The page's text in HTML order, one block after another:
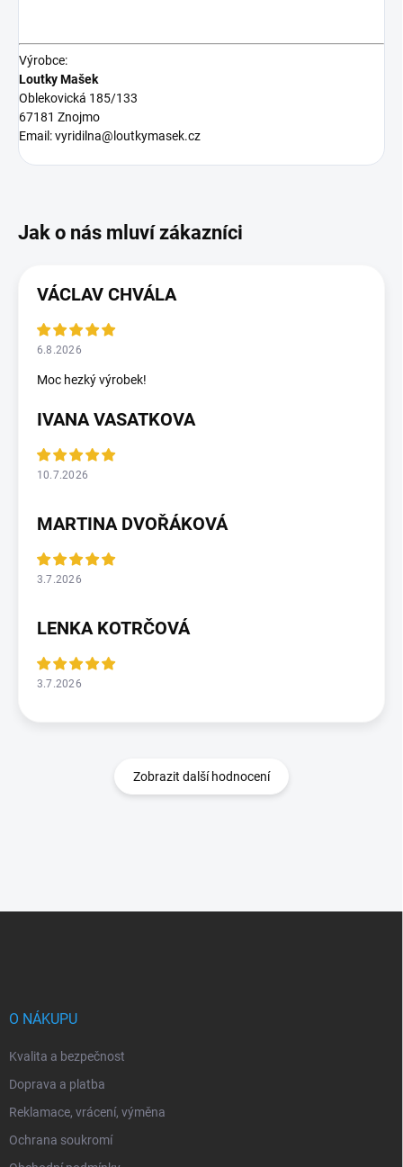
Výrobce:
Loutky Mašek
Oblekovická 185/133
67181 Znojmo
Email: vyridilna@loutkymasek.cz
VÁCLAV CHVÁLA
6.8.2026
Moc hezký výrobek!
IVANA VASATKOVA
10.7.2026
MARTINA DVOŘÁKOVÁ
3.7.2026
LENKA KOTRČOVÁ
3.7.2026
Zobrazit další hodnocení
O NÁKUPU
Kvalita a bezpečnost
Doprava a platba
Reklamace, vrácení, výměna
Ochrana soukromí